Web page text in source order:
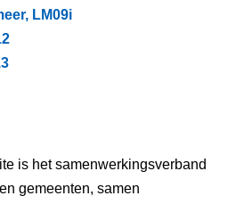
LM09i
is het samenwerkingsverband
gemeenten, samen